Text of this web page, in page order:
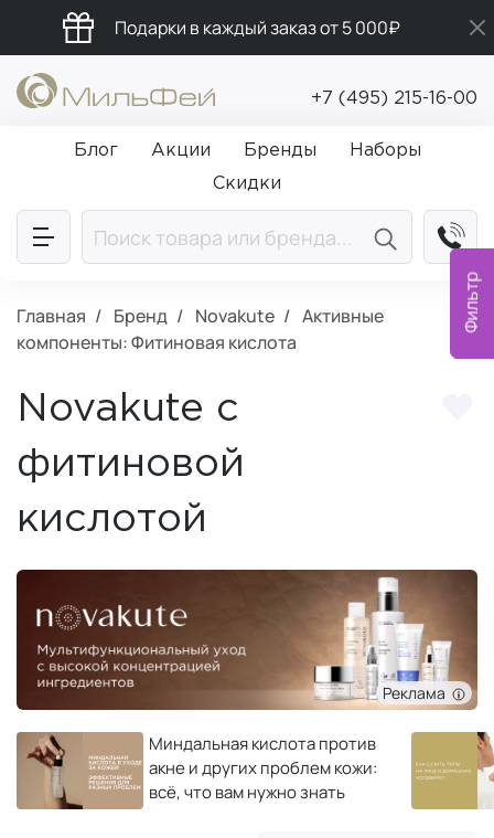
Фильтр
Подарки в каждый заказ от 5 000₽
Бесплатная доставка от 5 000₽
Промокод ПРИВЕТ
+7 (495) 215-16-00
Блог Акции Бренды
Наборы
Скидки
Главная Бренд Novakute
Активные
компоненты: Фитиновая кислота
Novakute с
фитиновой
кислотой
Реклама
Миндальная кислота против
акне и других проблем кожи:
всё, что вам нужно знать